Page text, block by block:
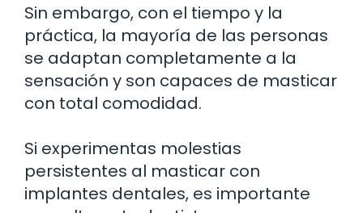
Sin embargo, con el tiempo y la
práctica, la mayoría de las personas
se adaptan completamente a la
sensación y son capaces de masticar
con total comodidad.
Si experimentas molestias
persistentes al masticar con
implantes dentales, es importante